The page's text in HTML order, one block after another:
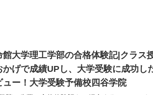
館大学理工学部の合格体験記|クラス
かげで成績UPし、大学受験に成功し
ュー！大学受験予備校四谷学院